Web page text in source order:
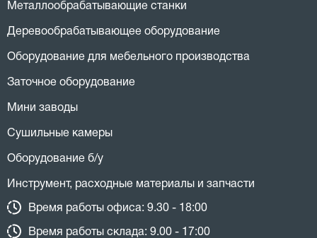
Металлообрабатывающие станки
Деревообрабатывающее оборудование
Оборудование для мебельного производства
Заточное оборудование
Мини заводы
Сушильные камеры
Оборудование б/у
Инструмент, расходные материалы и запчасти
Время работы офиса: 9.30 - 18:00
Время работы склада: 9.00 - 17:00